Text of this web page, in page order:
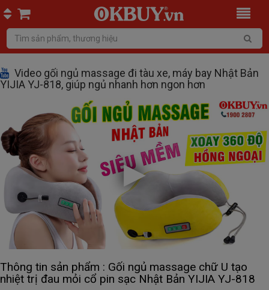
Video gối ngủ massage đi tàu xe, máy bay Nhật Bản
YIJIA YJ-818, giúp ngủ nhanh hơn ngon hơn
Thông tin sản phẩm : Gối ngủ massage chữ U tạo
nhiệt trị đau mỏi cổ pin sạc Nhật Bản YIJIA YJ-818